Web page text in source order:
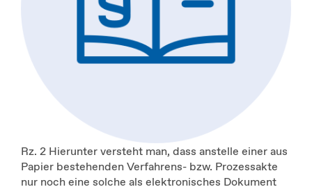
Rz. 2 Hierunter versteht man, dass anstelle einer aus
Papier bestehenden Verfahrens- bzw. Prozessakte
nur noch eine solche als elektronisches Dokument